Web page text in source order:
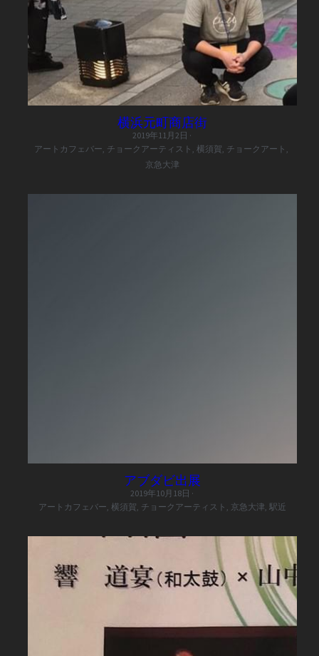
横浜元町商店街
2019年11月2日 ·
アートカフェバー, チョークアーティスト, 横須賀, チョークアート,
京急大津
アブダビ出展
2019年10月18日 ·
アートカフェバー, 横須賀, チョークアーティスト, 京急大津, 駅近